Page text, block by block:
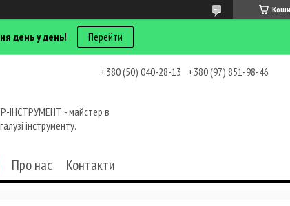
день у день! Перейти
+380 (50) 040-28-13 +380 (97) 851-98-46
ІНСТРУМЕНТ - майстер в
галузі інструменту.
Про нас Контакти